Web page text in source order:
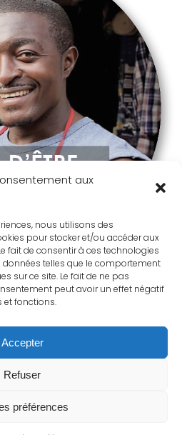
aux
nous utilisons des
pour stocker et/ou accéder aux
fait de consentir à ces technologies
telles que le comportement
sur ce site. Le fait de ne pas
peut avoir un effet négatif
et fonctions.
Accepter
Refuser
préférences